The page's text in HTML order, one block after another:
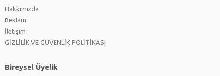
Hakkımızda
Reklam
İletişim
GİZLİLİK VE GÜVENLİK POLİTİKASI
Bireysel Üyelik